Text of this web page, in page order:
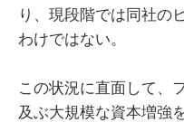
り、現段階では同社の
わけではない。
この状況に直面して、
及ぶ大規模な資本増強